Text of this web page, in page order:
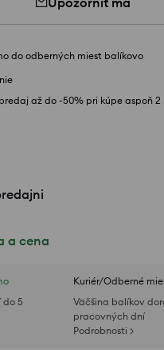
do odberných miest balíkovo
až do -50% pri kúpe aspoň
a cena
do 5
Kuriér/Odberné
Väčšina balíkov
pracovných dní
Podrobnosti >